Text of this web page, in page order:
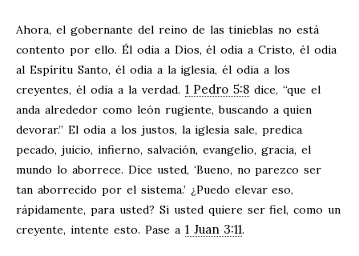
Ahora, el gobernante del reino de las tinieblas no está
contento por ello. Él odia a Dios, él odia a Cristo, él odia
al Espíritu Santo, él odia a la iglesia, él odia a los
creyentes, él odia a la verdad. 1 Pedro 5:8 dice, “que el
anda alrededor como león rugiente, buscando a quien
devorar.” El odia a los justos, la iglesia sale, predica
pecado, juicio, infierno, salvación, evangelio, gracia, el
mundo lo aborrece. Dice usted, ‘Bueno, no parezco ser
tan aborrecido por el sistema.’ ¿Puedo elevar eso,
rápidamente, para usted? Si usted quiere ser fiel, como un
creyente, intente esto. Pase a 1 Juan 3:11.